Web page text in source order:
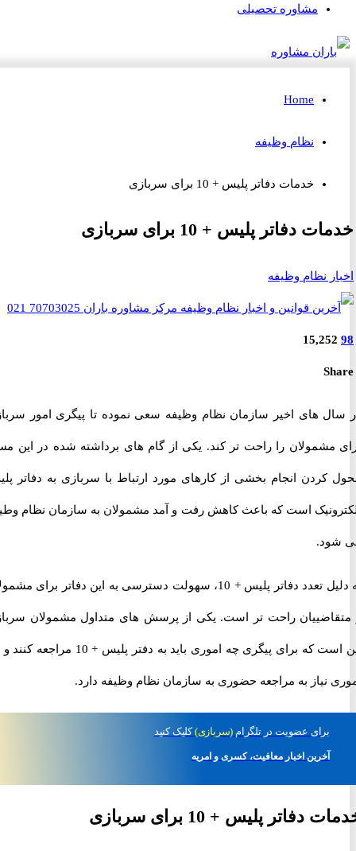
مشاوره تحصیلی
Home
نظام وظیفه
خدمات دفاتر پلیس + 10 برای سربازی
دفاتر پلیس + 10 برای سربازی
نظام وظیفه
های اخیر سازمان نظام وظیفه سعی نموده تا پیگری امور سربازی
را راحت تر کند. یکی از گام های برداشته شده در این مسیر
انجام بخشی از کارهای مورد ارتباط با سربازی به دفاتر پلیس
است که باعث کاهش رفت و آمد مشمولان به سازمان نظام وطیفه
به دلیل تعدد دفاتر پلیس + 10، سهولت دسترسی به این دفاتر برای مشمولان
راحت تر است. یکی از پرسش های متداول مشمولان سربازی
این است که برای پیگری چه اموری باید به دفتر پلیس + 10 مراجعه کنند و چه
نیاز به مراجعه حضوری به سازمان نظام وظیفه دارد.
عضویت در تلگرام(سربازی) کلیک کنید
آخرین اخبار معافیت، کسری و امریه
پلیس + 10 برای سربازی